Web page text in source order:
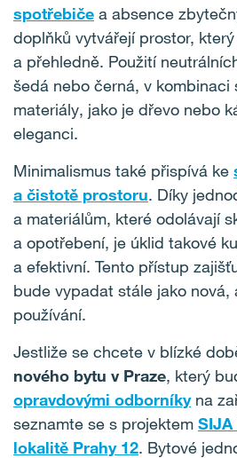
spotřebiče a absence
doplňků vytvářejí prostor,
a přehledně. Použití
šedá nebo černá, v kombinaci
materiály, jako je dřevo nebo
eleganci.
Minimalismus také přispívá ke
a čistotě prostoru. Díky
a materiálům, které odolávají
a opotřebení, je úklid takové
a efektivní. Tento přístup
bude vypadat stále jako nová,
používání.
Jestliže se chcete v blízké
nového bytu v Praze, který
opravdovými odborníkyna
seznamte se s projektem SIJA
lokalitě Prahy 12. Bytové